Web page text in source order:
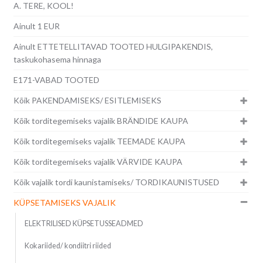
A. TERE, KOOL!
Ainult 1 EUR
Ainult ETTETELLITAVAD TOOTED HULGIPAKENDIS,
taskukohasema hinnaga
E171-VABAD TOOTED
Kõik PAKENDAMISEKS/ ESITLEMISEKS
Kõik torditegemiseks vajalik BRÄNDIDE KAUPA
Kõik torditegemiseks vajalik TEEMADE KAUPA
Kõik torditegemiseks vajalik VÄRVIDE KAUPA
Kõik vajalik tordi kaunistamiseks/ TORDIKAUNISTUSED
KÜPSETAMISEKS VAJALIK
ELEKTRILISED KÜPSETUSSEADMED
Kokariided/ kondiitri riided